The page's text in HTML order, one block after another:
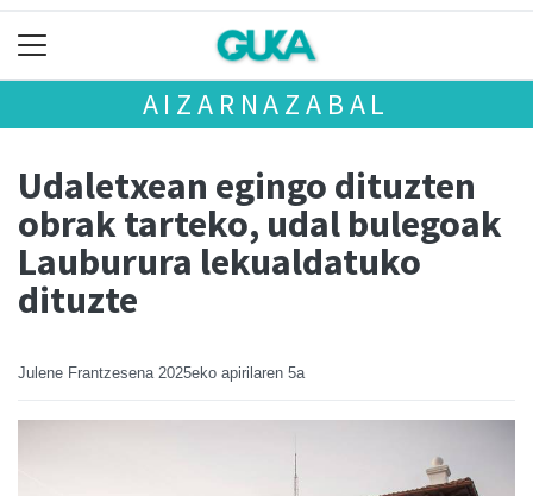
AIZARNAZABAL
Udaletxean egingo dituzten
obrak tarteko, udal bulegoak
Lauburura lekualdatuko
dituzte
Julene Frantzesena 2025eko apirilaren 5a